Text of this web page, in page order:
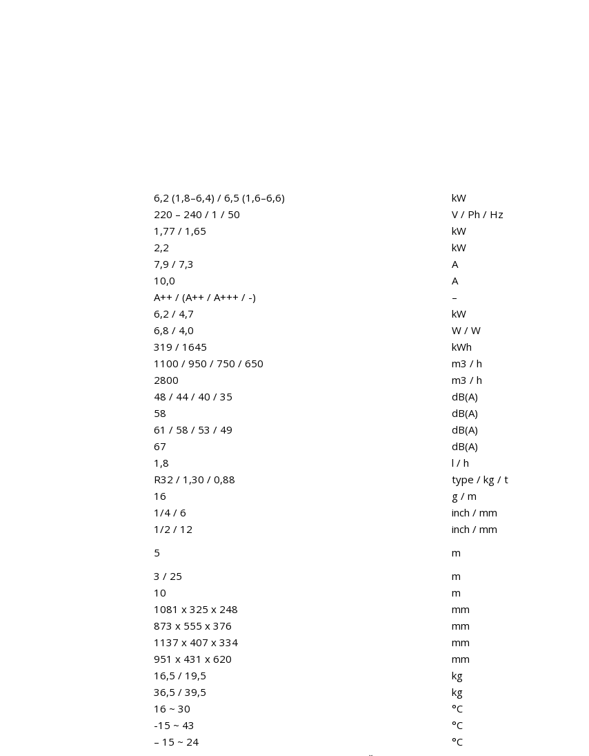
6,2 (1,8–6,4) / 6,5 (1,6–6,6)
kW
220 – 240 / 1 / 50
V / Ph / Hz
1,77 / 1,65
kW
2,2
kW
7,9 / 7,3
A
10,0
A
A++ / (A++ / A+++ / -)
–
6,2 / 4,7
kW
6,8 / 4,0
W / W
319 / 1645
kWh
1100 / 950 / 750 / 650
m3 / h
2800
m3 / h
48 / 44 / 40 / 35
dB(A)
58
dB(A)
61 / 58 / 53 / 49
dB(A)
67
dB(A)
1,8
l / h
R32 / 1,30 / 0,88
type / kg / t
16
g / m
1/4 / 6
inch / mm
1/2 / 12
inch / mm
5
m
3 / 25
m
10
m
1081 x 325 x 248
mm
873 x 555 x 376
mm
1137 x 407 x 334
mm
951 x 431 x 620
mm
16,5 / 19,5
kg
36,5 / 39,5
kg
16 ~ 30
°C
-15 ~ 43
°C
– 15 ~ 24
°C